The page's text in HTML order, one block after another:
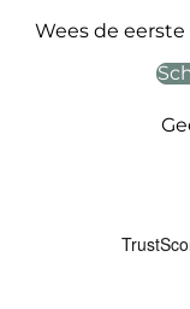
Wees de